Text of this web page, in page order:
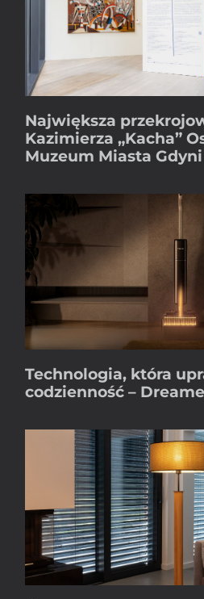
Największa
Kazimierza „Kacha”
Muzeum Miasta Gdyni
Technologia, która
codzienność –